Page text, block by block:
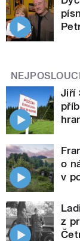
Jiří
o
v
z